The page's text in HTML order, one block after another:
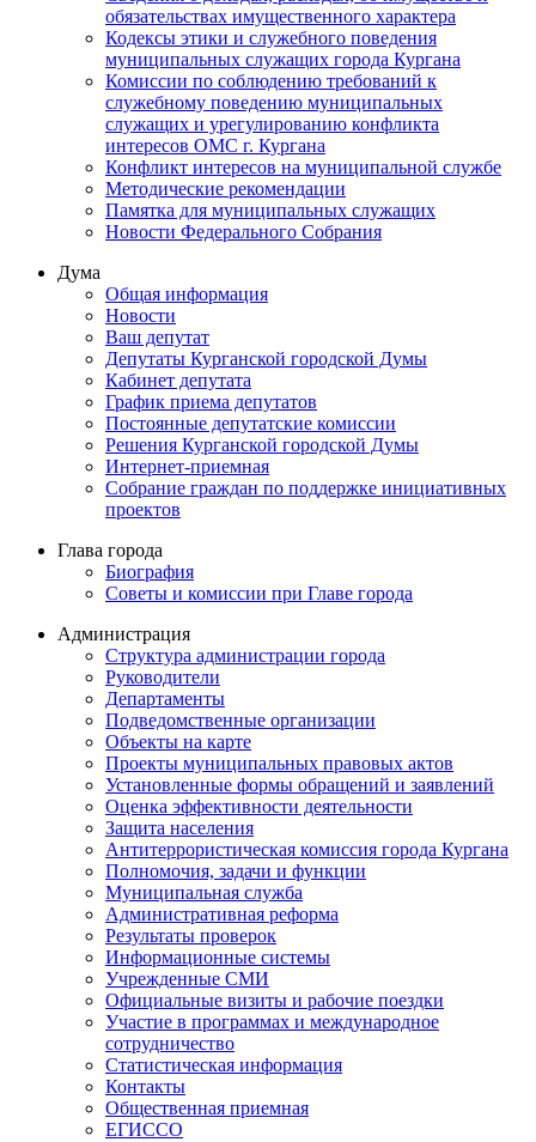
обязательствах имущественного характера
Кодексы этики и служебного поведения
муниципальных служащих города Кургана
Комиссии по соблюдению требований к
служебному поведению муниципальных
служащих и урегулированию конфликта
интересов ОМС г. Кургана
Конфликт интересов на муниципальной службе
Методические рекомендации
Памятка для муниципальных служащих
Новости Федерального Cобрания
Дума
Общая информация
Новости
Ваш депутат
Депутаты Курганской городской Думы
Кабинет депутата
График приема депутатов
Постоянные депутатские комиссии
Решения Курганской городской Думы
Интернет-приемная
Собрание граждан по поддержке инициативных
проектов
Глава города
Биография
Советы и комиссии при Главе города
Администрация
Структура администрации города
Руководители
Департаменты
Подведомственные организации
Объекты на карте
Проекты муниципальных правовых актов
Установленные формы обращений и заявлений
Оценка эффективности деятельности
Защита населения
Антитеррористическая комиссия города Кургана
Полномочия, задачи и функции
Муниципальная служба
Административная реформа
Результаты проверок
Информационные системы
Учрежденные СМИ
Официальные визиты и рабочие поездки
Участие в программах и международное
сотрудничество
Статистическая информация
Контакты
Общественная приемная
ЕГИССО